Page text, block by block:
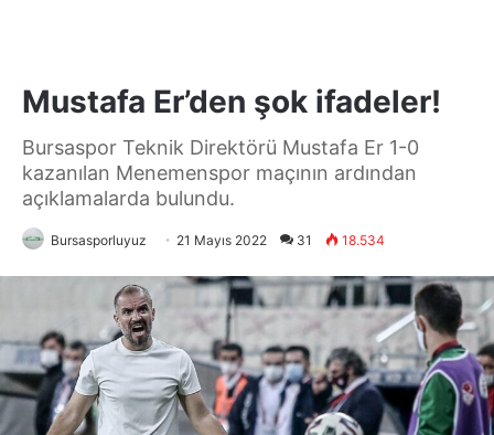
Mustafa Er’den şok ifadeler!
Bursaspor Teknik Direktörü Mustafa Er 1-0
kazanılan Menemenspor maçının ardından
açıklamalarda bulundu.
Bursasporluyuz 21 Mayıs 2022 31 18.534